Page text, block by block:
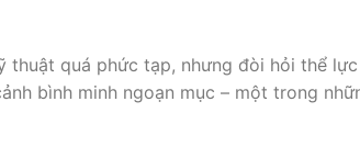
thuật quá phức tạp, nhưng đòi hỏi thể lực
bình minh ngoạn mục – một trong